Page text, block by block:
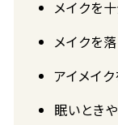
メイクを
メイクを
アイメイ
眠いとき